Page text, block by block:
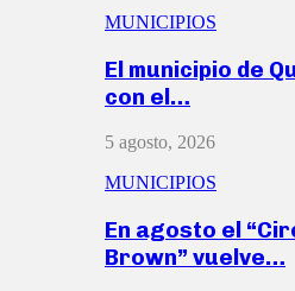
MUNICIPIOS
El municipio de
con el…
5 agosto, 2026
MUNICIPIOS
En agosto el
Brown” vuelve…